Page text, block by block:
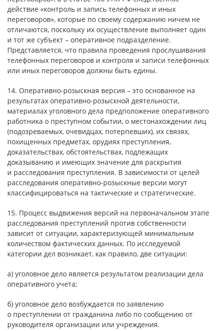
действие «контроль и запись телефонных и иных
переговоров», которые по своему содержанию ничем не
отличаются, поскольку их осуществление выполняет один
и тот же субъект – оперативное подразделение.
Представляется, что правила проведения прослушивания
телефонных переговоров и контроля и записи телефонных
или иных переговоров должны быть едины.
14. Оперативно-розыскная версия – это основанное на
результатах оперативно-розыскной деятельности,
материалах уголовного дела предположение оперативного
работника о преступном событии, о местонахождении лиц
(подозреваемых, очевидцах, потерпевших), их связях,
похищенных предметах, орудиях преступления,
доказательствах, обстоятельствах, подлежащих
доказыванию и имеющих значение для раскрытия
и расследования преступления. В зависимости от целей
расследования оперативно-розыскные версии могут
классифицироваться на тактические и стратегические.
15. Процесс выдвижения версий на первоначальном этапе
расследования преступлений против собственности
зависит от ситуации, характеризующей минимальным
количеством фактических данных. По исследуемой
категории дел возникает, как правило, две ситуации:
а) уголовное дело является результатом реализации дела
оперативного учета;
б) уголовное дело возбуждается по заявлению
о преступлении от гражданина либо по сообщению от
руководителя организации или учреждения.